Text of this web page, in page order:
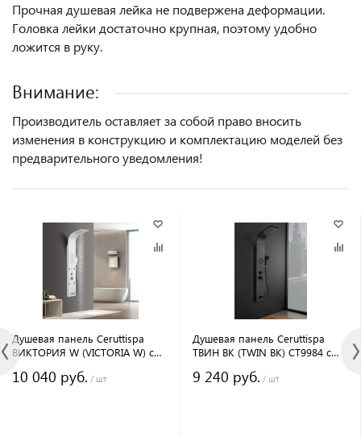
Прочная душевая лейка не подвержена деформации.
Головка лейки достаточно крупная, поэтому удобно
ложится в руку.
Внимание:
Производитель оставляет за собой право вносить
изменения в конструкцию и комплектацию моделей без
предварительного уведомления!
Душевая панель Ceruttispa
ВИКТОРИЯ W (VICTORIA W) с
150х22 см
10 040 руб. / шт
Душевая панель Ceruttispa
ТВИН BK (TWIN BK) CT9984 с
150х22 см
9 240 руб. / шт